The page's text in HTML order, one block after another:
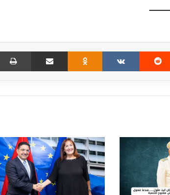
Reddit
VKontakte
Odnoklassniki
Share via Email